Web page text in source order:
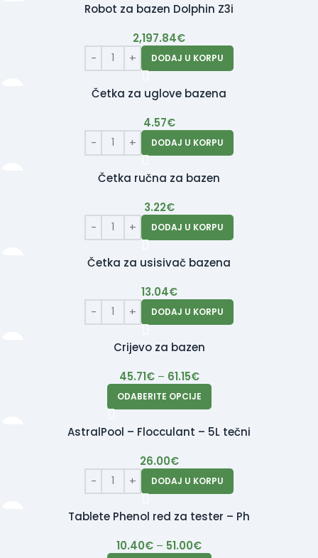
Robot za bazen Dolphin Z3i
2,197.84€
DODAJ U KORPU
Četka za uglove bazena
4.57€
DODAJ U KORPU
Četka ručna za bazen
3.22€
DODAJ U KORPU
Četka za usisivač bazena
13.04€
DODAJ U KORPU
Crijevo za bazen
45.71€ – 61.15€
ODABERITE OPCIJE
AstralPool – Flocculant – 5L tečni
26.00€
DODAJ U KORPU
Tablete Phenol red za tester – Ph
10.40€ – 51.00€